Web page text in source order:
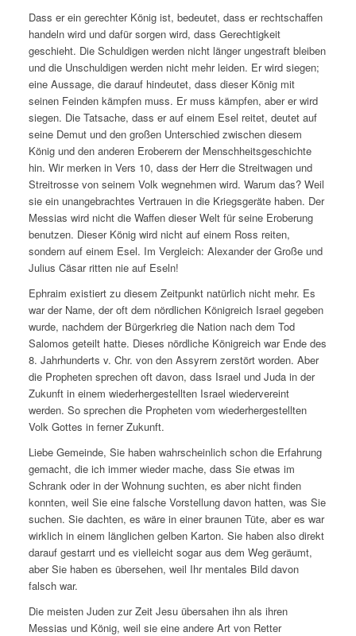
Dass er ein gerechter König ist, bedeutet, dass er rechtschaffen
handeln wird und dafür sorgen wird, dass Gerechtigkeit
geschieht. Die Schuldigen werden nicht länger ungestraft bleiben
und die Unschuldigen werden nicht mehr leiden. Er wird siegen;
eine Aussage, die darauf hindeutet, dass dieser König mit
seinen Feinden kämpfen muss. Er muss kämpfen, aber er wird
siegen. Die Tatsache, dass er auf einem Esel reitet, deutet auf
seine Demut und den großen Unterschied zwischen diesem
König und den anderen Eroberern der Menschheitsgeschichte
hin. Wir merken in Vers 10, dass der Herr die Streitwagen und
Streitrosse von seinem Volk wegnehmen wird. Warum das? Weil
sie ein unangebrachtes Vertrauen in die Kriegsgeräte haben. Der
Messias wird nicht die Waffen dieser Welt für seine Eroberung
benutzen. Dieser König wird nicht auf einem Ross reiten,
sondern auf einem Esel. Im Vergleich: Alexander der Große und
Julius Cäsar ritten nie auf Eseln!
Ephraim existiert zu diesem Zeitpunkt natürlich nicht mehr. Es
war der Name, der oft dem nördlichen Königreich Israel gegeben
wurde, nachdem der Bürgerkrieg die Nation nach dem Tod
Salomos geteilt hatte. Dieses nördliche Königreich war Ende des
8. Jahrhunderts v. Chr. von den Assyrern zerstört worden. Aber
die Propheten sprechen oft davon, dass Israel und Juda in der
Zukunft in einem wiederhergestellten Israel wiedervereint
werden. So sprechen die Propheten vom wiederhergestellten
Volk Gottes in ferner Zukunft.
Liebe Gemeinde, Sie haben wahrscheinlich schon die Erfahrung
gemacht, die ich immer wieder mache, dass Sie etwas im
Schrank oder in der Wohnung suchten, es aber nicht finden
konnten, weil Sie eine falsche Vorstellung davon hatten, was Sie
suchen. Sie dachten, es wäre in einer braunen Tüte, aber es war
wirklich in einem länglichen gelben Karton. Sie haben also direkt
darauf gestarrt und es vielleicht sogar aus dem Weg geräumt,
aber Sie haben es übersehen, weil Ihr mentales Bild davon
falsch war.
Die meisten Juden zur Zeit Jesu übersahen ihn als ihren
Messias und König, weil sie eine andere Art von Retter